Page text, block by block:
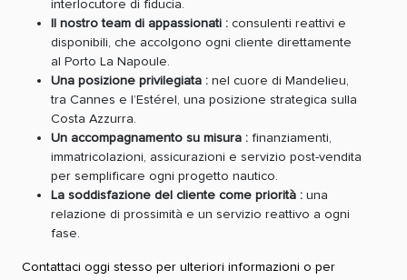
interlocutore di fiducia.
Il nostro team di appassionati : consulenti reattivi e
disponibili, che accolgono ogni cliente direttamente
al Porto La Napoule.
Una posizione privilegiata : nel cuore di Mandelieu,
tra Cannes e l’Estérel, una posizione strategica sulla
Costa Azzurra.
Un accompagnamento su misura : finanziamenti,
immatricolazioni, assicurazioni e servizio post-vendita
per semplificare ogni progetto nautico.
La soddisfazione del cliente come priorità : una
relazione di prossimità e un servizio reattivo a ogni
fase.
Contattaci oggi stesso per ulteriori informazioni o per